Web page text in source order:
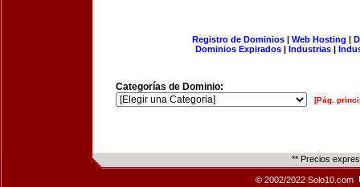
Registro de Dominios| Web Hosting |
Dominios Expirados | Industrias |
Categorías de Dominio:
[Pág.
** Precios
© 2002/2022 Solo10.com